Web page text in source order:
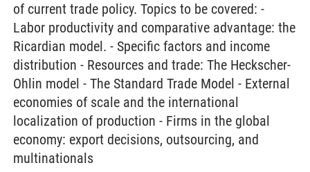
of current trade policy. Topics to be covered: -
Labor productivity and comparative advantage: the
Ricardian model. - Specific factors and income
distribution - Resources and trade: The Heckscher-
Ohlin model - The Standard Trade Model - External
economies of scale and the international
localization of production - Firms in the global
economy: export decisions, outsourcing, and
multinationals